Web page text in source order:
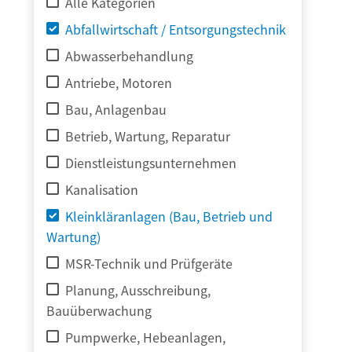
Abfallwirtschaft / Entsorgungstechnik
Abwasserbehandlung
Antriebe, Motoren
Bau, Anlagenbau
Betrieb, Wartung, Reparatur
Dienstleistungsunternehmen
Kanalisation
Kleinkläranlagen (Bau, Betrieb und
Wartung)
MSR-Technik und Prüfgeräte
Planung, Ausschreibung,
Bauüberwachung
Pumpwerke, Hebeanlagen,